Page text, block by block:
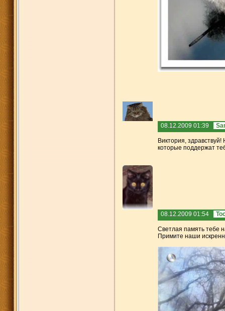
08.12.2009 01:39
Виктория,
которые поддержат
08.12.2009 01:54
Светлая память тебе
Примите наши